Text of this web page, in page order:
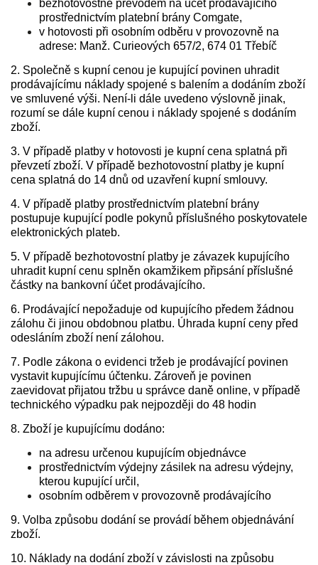
bezhotovostně převodem na účet prodávajícího
prostřednictvím platební brány Comgate,
v hotovosti při osobním odběru v provozovně na
adrese: Manž. Curieových 657/2, 674 01 Třebíč
2. Společně s kupní cenou je kupující povinen uhradit
prodávajícímu náklady spojené s balením a dodáním zboží
ve smluvené výši. Není-li dále uvedeno výslovně jinak,
rozumí se dále kupní cenou i náklady spojené s dodáním
zboží.
3. V případě platby v hotovosti je kupní cena splatná při
převzetí zboží. V případě bezhotovostní platby je kupní
cena splatná do 14 dnů od uzavření kupní smlouvy.
4. V případě platby prostřednictvím platební brány
postupuje kupující podle pokynů příslušného poskytovatele
elektronických plateb.
5. V případě bezhotovostní platby je závazek kupujícího
uhradit kupní cenu splněn okamžikem připsání příslušné
částky na bankovní účet prodávajícího.
6. Prodávající nepožaduje od kupujícího předem žádnou
zálohu či jinou obdobnou platbu. Úhrada kupní ceny před
odesláním zboží není zálohou.
7. Podle zákona o evidenci tržeb je prodávající povinen
vystavit kupujícímu účtenku. Zároveň je povinen
zaevidovat přijatou tržbu u správce daně online, v případě
technického výpadku pak nejpozději do 48 hodin
8. Zboží je kupujícímu dodáno:
na adresu určenou kupujícím objednávce
prostřednictvím výdejny zásilek na adresu výdejny,
kterou kupující určil,
osobním odběrem v provozovně prodávajícího
9. Volba způsobu dodání se provádí během objednávání
zboží.
10. Náklady na dodání zboží v závislosti na způsobu